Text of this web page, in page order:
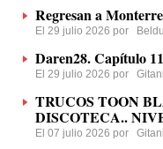
Regresan a
El 29 julio 2026 por
Daren28. Capítulo
El 29 julio 2026 por
TRUCOS TOON
DISCOTECA..
El 07 julio 2026 por